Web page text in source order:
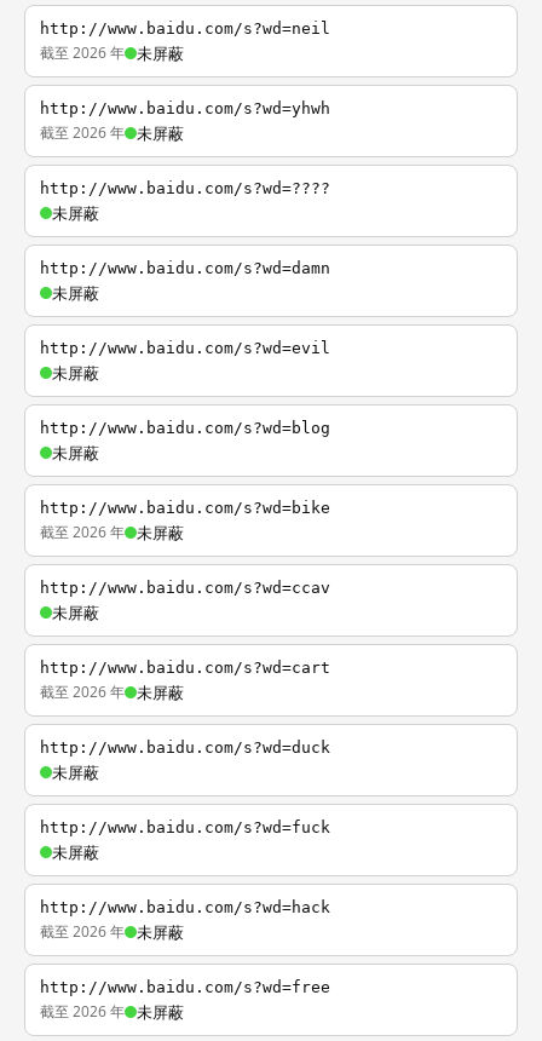
http://www.baidu.com/s?wd=neil
截至 2026 年 未屏蔽
http://www.baidu.com/s?wd=yhwh
截至 2026 年 未屏蔽
http://www.baidu.com/s?wd=????
未屏蔽
http://www.baidu.com/s?wd=damn
未屏蔽
http://www.baidu.com/s?wd=evil
未屏蔽
http://www.baidu.com/s?wd=blog
未屏蔽
http://www.baidu.com/s?wd=bike
截至 2026 年 未屏蔽
http://www.baidu.com/s?wd=ccav
未屏蔽
http://www.baidu.com/s?wd=cart
截至 2026 年 未屏蔽
http://www.baidu.com/s?wd=duck
未屏蔽
http://www.baidu.com/s?wd=fuck
未屏蔽
http://www.baidu.com/s?wd=hack
截至 2026 年 未屏蔽
http://www.baidu.com/s?wd=free
截至 2026 年 未屏蔽